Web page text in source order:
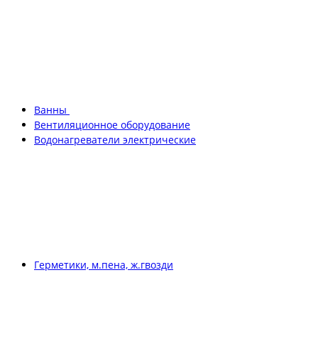
Ванны
Вентиляционное оборудование
Водонагреватели электрические
Герметики, м.пена, ж.гвозди